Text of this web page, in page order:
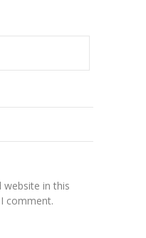
website in this
comment.